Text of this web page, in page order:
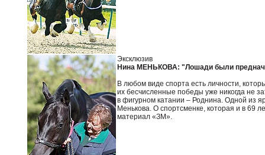
Эксклюзив
Нина МЕНЬКОВА: "Лошади были
В любом виде спорта есть личности,
их бесчисленные победы уже никогда не
в фигурном катании – Роднина. Одной из
Менькова. О спортсменке, которая и в 69
материал «ЗМ».